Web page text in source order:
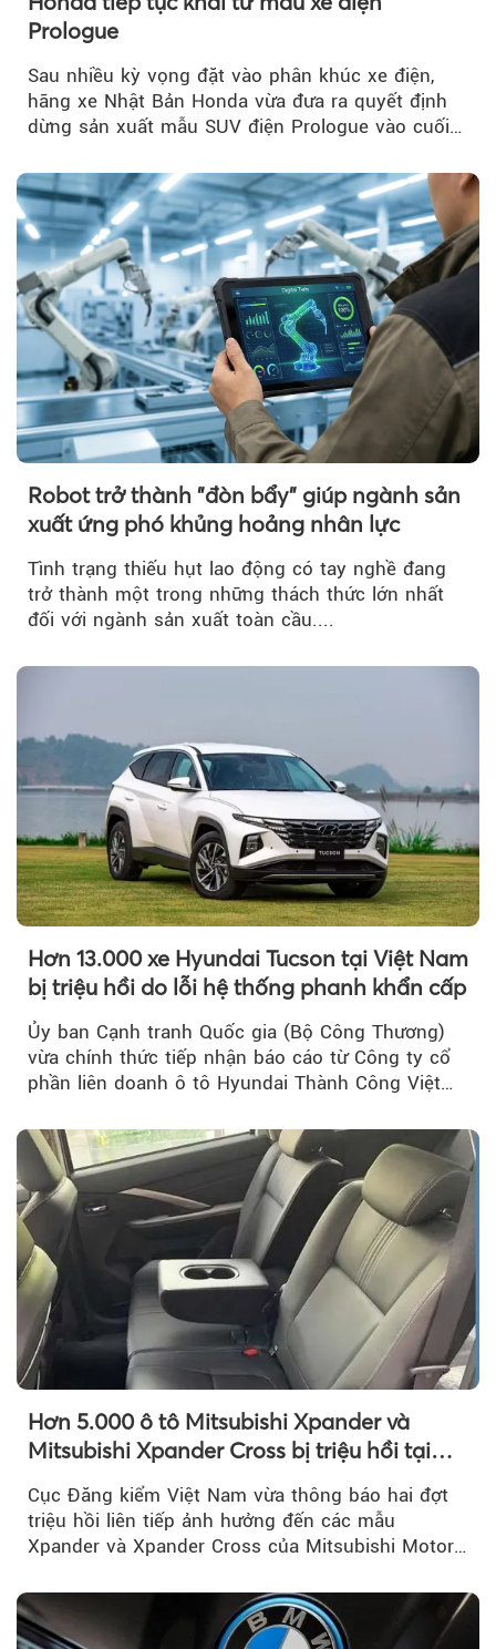
Prologue
Sau nhiều kỳ vọng đặt vào phân khúc xe điện,
hãng xe Nhật Bản Honda vừa đưa ra quyết định
dừng sản xuất mẫu SUV điện Prologue vào cuối
Robot trở thành "đòn bẩy" giúp ngành sản
xuất ứng phó khủng hoảng nhân lực
Tình trạng thiếu hụt lao động có tay nghề đang
trở thành một trong những thách thức lớn nhất
đối với ngành sản xuất toàn cầu....
Hơn 13.000 xe Hyundai Tucson tại Việt Nam
bị triệu hồi do lỗi hệ thống phanh khẩn cấp
Ủy ban Cạnh tranh Quốc gia (Bộ Công Thương)
vừa chính thức tiếp nhận báo cáo từ Công ty cổ
phần liên doanh ô tô Hyundai Thành Công Việt
Hơn 5.000 ô tô Mitsubishi Xpander và
Mitsubishi Xpander Cross bị triệu hồi tại
Cục Đăng kiểm Việt Nam vừa thông báo hai đợt
triệu hồi liên tiếp ảnh hưởng đến các mẫu
Xpander và Xpander Cross của Mitsubishi Motor